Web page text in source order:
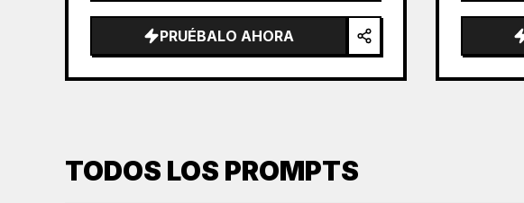
the subject facing right, eyes
closed, gently smellin…
PRUÉBALO AHORA
TODOS LOS PROMPTS